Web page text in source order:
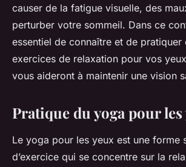
Ambre• 12 avril 2024•7 min de lecture
causer de la fatigue visuelle, des
perturber votre sommeil. Dans ce
essentiel de connaître et de pratiquer
exercices de relaxation pour vos
vous aideront à maintenir une vision
Pratique du yoga pour les
Le yoga pour les yeux est une forme
d’exercice qui se concentre sur la